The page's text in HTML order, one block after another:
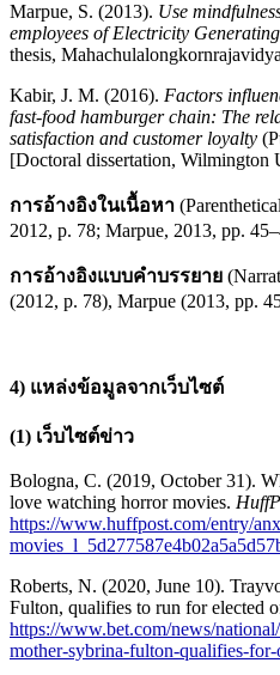
Marpue, S. (2013). Use
employees of Electricity
thesis,
Kabir, J. M. (2016). Factors
fast-food hamburger chain: The
satisfaction and customer loyalty
[Doctoral dissertation, Wilmington
การอ้างอิงในเนื้อหา
2012, p. 78; Marpue, 2013, pp.
การอ้างอิงแบบคำบรรยาย
(2012, p. 78), Marpue (2013, pp.
4) แหล่งข้อมูลจากเว็บไซต์
(1) เว็บไซต์ข่าว
Bologna, C. (2019, October 31).
love watching horror movies.
https://www.huffpost.com/entry/
Roberts, N. (2020, June 10).
Fulton, qualifies to run for elected
https://www.bet.com/news/
mother-sybrina-fulton-qualifies-